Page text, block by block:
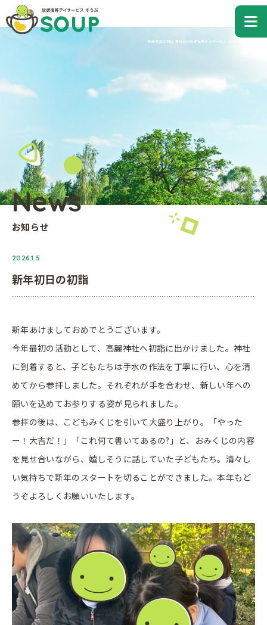
新年初日の初詣-青梅市の放課後等デイサービス SOUP（すうぷ）
News
お知らせ
2026.1.5
新年初日の初詣
新年あけましておめでとうございます。
今年最初の活動として、高麗神社へ初詣に出かけました。神社
に到着すると、子どもたちは手水の作法を丁寧に行い、心を清
めてから参拝しました。それぞれが手を合わせ、新しい年への
願いを込めてお参りする姿が見られました。
参拝の後は、こどもみくじを引いて大盛り上がり。「やった
ー！大吉だ！」「これ何て書いてあるの?」と、おみくじの内容
を見せ合いながら、嬉しそうに話していた子どもたち。清々し
い気持ちで新年のスタートを切ることができました。本年もど
うぞよろしくお願いいたします。